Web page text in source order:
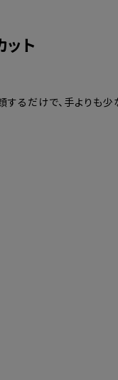
ット
するだけで、手よりも